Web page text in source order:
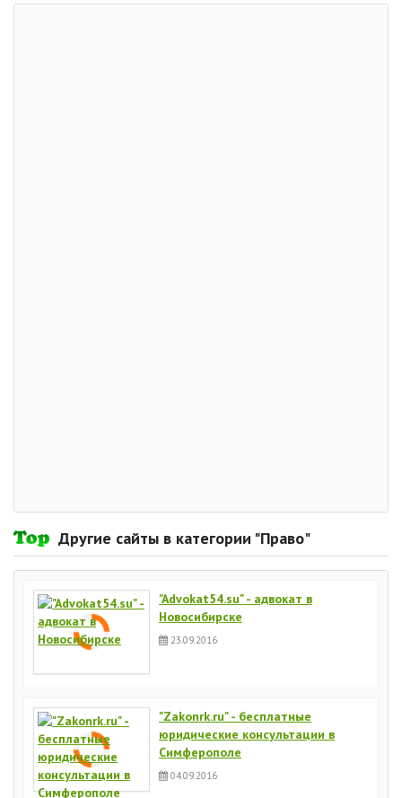
Другие сайты в категории "Право"
"Advokat54.su" - адвокат в
Новосибирске
23.09.2016
"Zakonrk.ru" - бесплатные
юридические консультации в
Симферополе
04.09.2016